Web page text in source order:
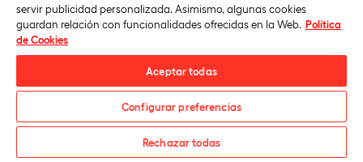
Solicita información
servir publicidad personalizada. Asimismo, algunas cookies
guardan relación con funcionalidades ofrecidas en la Web. Política
de Cookies
Aceptar todas
Configurar preferencias
Rechazar todas